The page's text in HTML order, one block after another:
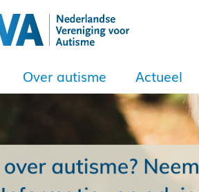
Over autisme Actueel